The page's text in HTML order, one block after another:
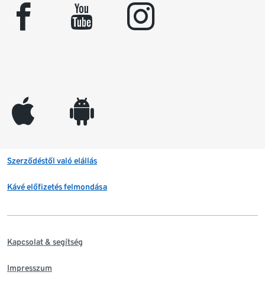
facebook youtube instagram
appleinc android
Szerződéstől való elállás
Kávé előfizetés felmondása
Kapcsolat & segítség
Impresszum